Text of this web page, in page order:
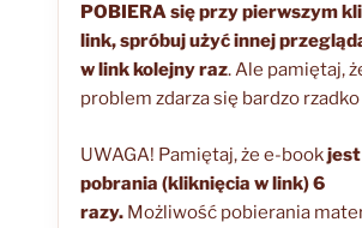
POBIERA się przy pierwszym
link, spróbuj użyć innej
w link kolejny raz. Ale pamiętaj,
problem zdarza się bardzo rzadko
UWAGA! Pamiętaj, że e-book
pobrania (kliknięcia w link) 6
razy. Możliwość pobierania